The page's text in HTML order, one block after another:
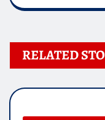
RELATED